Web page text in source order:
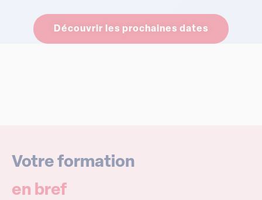
Découvrir les prochaines dates
Votre formation
en bref